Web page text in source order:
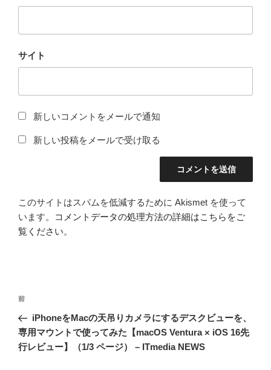
サイト
新しいコメントをメールで通知
新しい投稿をメールで受け取る
このサイトはスパムを低減するために Akismet を使って
います。
コメントデータの処理方法の詳細はこちらをご
覧ください。
投
ナ
ビ
前
の
投
稿
前
iPhoneをMacの天吊りカメラにするデスクビューを、
専用マウントで使ってみた【macOS Ventura × iOS 16先
行レビュー】（1/3 ページ） – ITmedia NEWS